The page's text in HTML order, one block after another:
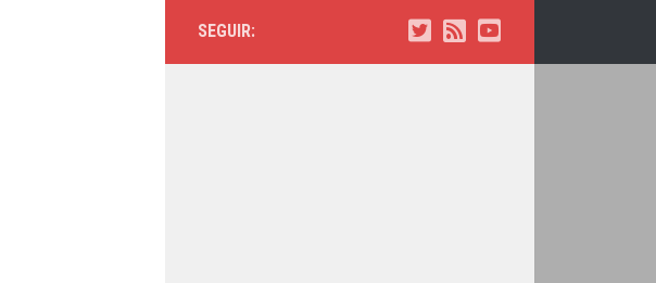
SEGUIR: